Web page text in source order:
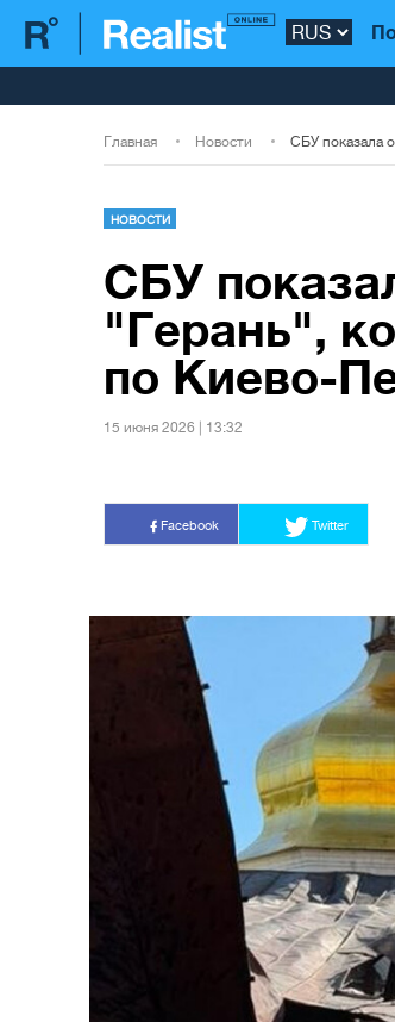
Главная Новости
НОВОСТИ
СБУ
"Герань",
по Киево-
15 июня 2026 | 13:32
Facebook Twitter